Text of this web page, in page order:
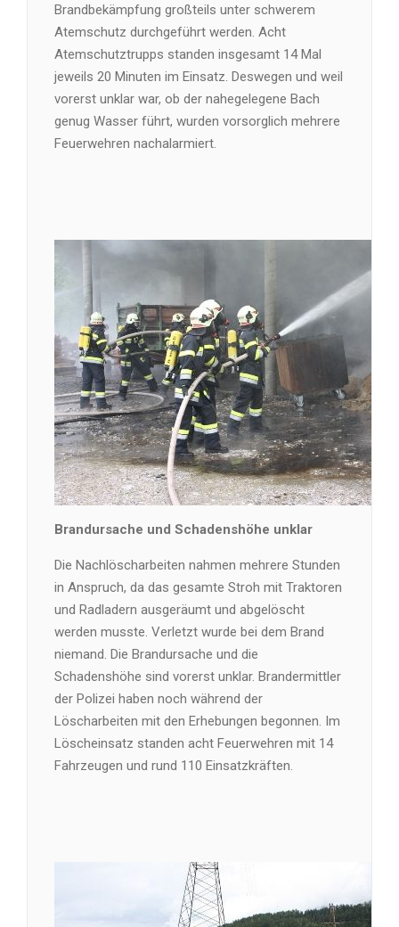
Brandbekämpfung großteils unter schwerem
Atemschutz durchgeführt werden. Acht
Atemschutztrupps standen insgesamt 14 Mal
jeweils 20 Minuten im Einsatz. Deswegen und weil
vorerst unklar war, ob der nahegelegene Bach
genug Wasser führt, wurden vorsorglich mehrere
Feuerwehren nachalarmiert.
Brandursache und Schadenshöhe unklar
Die Nachlöscharbeiten nahmen mehrere Stunden
in Anspruch, da das gesamte Stroh mit Traktoren
und Radladern ausgeräumt und abgelöscht
werden musste. Verletzt wurde bei dem Brand
niemand. Die Brandursache und die
Schadenshöhe sind vorerst unklar. Brandermittler
der Polizei haben noch während der
Löscharbeiten mit den Erhebungen begonnen. Im
Löscheinsatz standen acht Feuerwehren mit 14
Fahrzeugen und rund 110 Einsatzkräften.